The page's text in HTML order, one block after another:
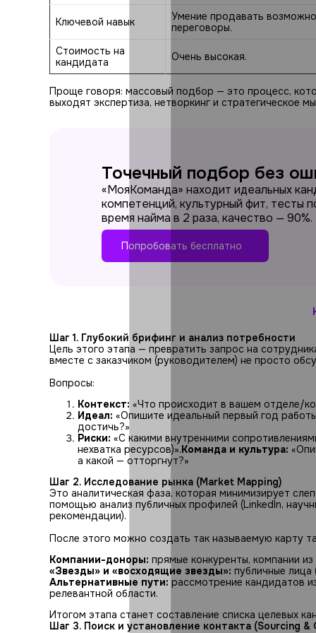
Ключевой навык
Умение продавать
переговоры.
Стоимость на
кандидата
Очень высокая.
Проще говоря: массовый подбор — это процесс,
выходят экспертиза, нетворкинг и стратегическое
Точечный подбор без
«МояКоманда» находит идеальных
компетенций, культурный фит, тесты
время найма в 2 раза, качество — 90%.
Попробовать бесплатно
Шаг 1. Глубокий брифинг и анализ потребности
Цель этого этапа — превратить запрос на
вместе с заказчиком (руководителем) не просто
Вопросы:
Контекст: «Что происходит в вашем отделе/
Идеал: «Опишите идеальный первый год
достичь?»
Риски: «С какими внутренними
нехватка ресурсов)».Команда и культура:
а какой — отторгнут?»
Шаг 2. Исследование рынка (Market Mapping)
Это аналитическая фаза, которая минимизирует
помощью анализ публичных профилей (LinkedIn,
рекомендации).
После этого можно создать так называемую карту
Компании-доноры: прямые конкуренты, компании
«Звезды» и «восходящие звезды»: публичные лица
Альтернативные пути: рассмотрение кандидатов
релевантной области.
Итогом этапа станет составление списка целевых
Шаг 3. Поиск и установление контакта (Sourcing &